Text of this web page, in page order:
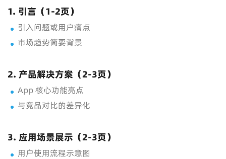
1. 引言（1-2页）
引入问题或用户痛点
市场趋势简要背景
2. 产品解决方案（2-3页）
App 核心功能亮点
与竞品对比的差异化
3. 应用场景展示（2-3页）
用户使用流程示意图